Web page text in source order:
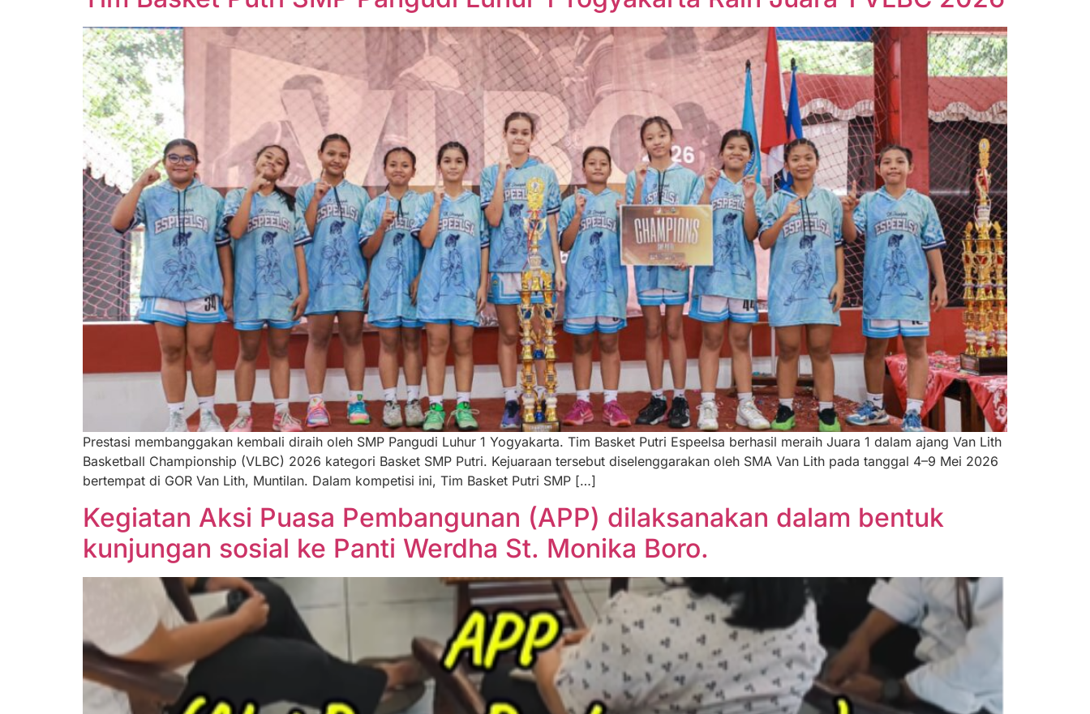
Prestasi membanggakan kembali diraih oleh SMP Pangudi Luhur 1 Yogyakarta. Tim Basket Putri Espeelsa berhasil meraih Juara 1 dalam ajang Van Lith
Basketball Championship (VLBC) 2026 kategori Basket SMP Putri. Kejuaraan tersebut diselenggarakan oleh SMA Van Lith pada tanggal 4–9 Mei 2026
bertempat di GOR Van Lith, Muntilan. Dalam kompetisi ini, Tim Basket Putri SMP […]
Kegiatan Aksi Puasa Pembangunan (APP) dilaksanakan dalam bentuk
kunjungan sosial ke Panti Werdha St. Monika Boro.